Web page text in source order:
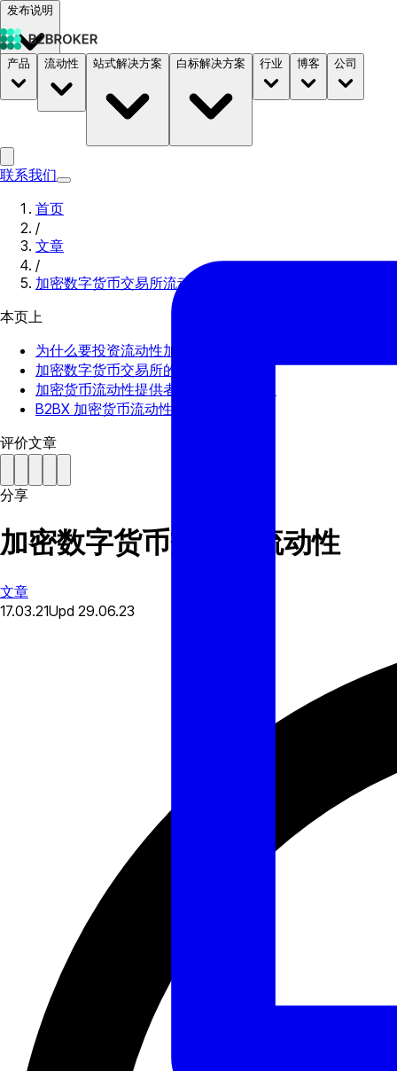
发布说明
文档 定价 B2STORE
产品 流动性 站式解决方案 白标解决方案 行业 博客 公司
联系我们
首页
/
文章
/
加密数字货币交易所流动性
本页上
为什么要投资流动性加密数字货币？
加密数字货币交易所的流动性：概述
加密货币流动性提供者的功能是什么？
B2BX 加密货币流动性提供者
评价文章
分享
加密数字货币交易所流动性
文章
17.03.21Upd 29.06.23